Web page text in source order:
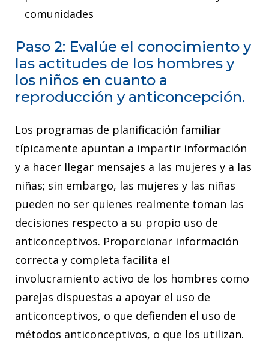
comunidades
Paso 2: Evalúe el conocimiento y
las actitudes de los hombres y
los niños en cuanto a
reproducción y anticoncepción.
Los programas de planificación familiar
típicamente apuntan a impartir información
y a hacer llegar mensajes a las mujeres y a las
niñas; sin embargo, las mujeres y las niñas
pueden no ser quienes realmente toman las
decisiones respecto a su propio uso de
anticonceptivos. Proporcionar información
correcta y completa facilita el
involucramiento activo de los hombres como
parejas dispuestas a apoyar el uso de
anticonceptivos, o que defienden el uso de
métodos anticonceptivos, o que los utilizan.